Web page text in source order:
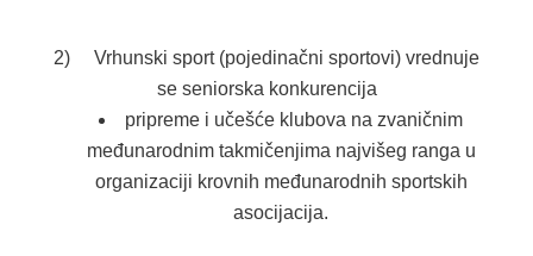
2) Vrhunski sport (pojedinačni sportovi) vrednuje
se seniorska konkurencija
pripreme i učešće klubova na zvaničnim
međunarodnim takmičenjima najvišeg ranga u
organizaciji krovnih međunarodnih sportskih
asocijacija.